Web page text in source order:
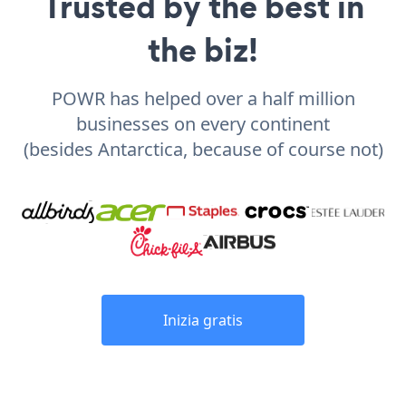
the biz!
POWR has helped over a half million
businesses on every continent
(besides Antarctica, because of course not)
Inizia gratis